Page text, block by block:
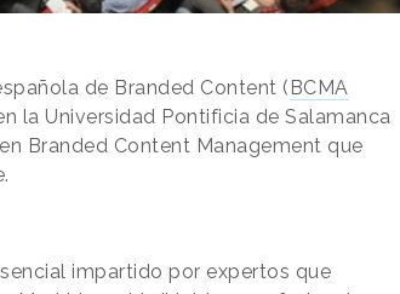
de Branded Content ( BCMA
la Universidad Pontificia de Salamanca
Branded Content Management que
impartido por expertos que